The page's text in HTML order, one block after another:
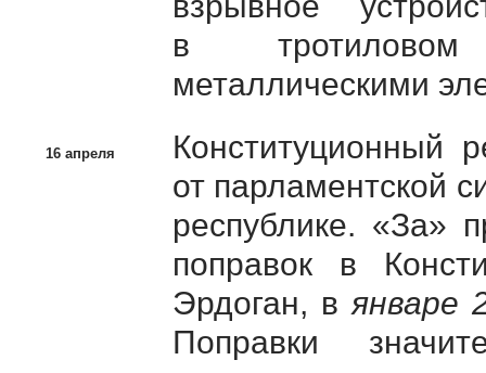
в тротиловом
металлическими
16 апреля
Конституционный
от парламентской
республике. «За»
поправок в
Эрдоган, в январе
Поправки